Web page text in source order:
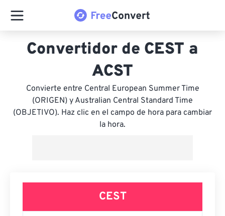
Convertidor de CEST a
ACST
Convierte entre Central European Summer Time
(ORIGEN) y Australian Central Standard Time
(OBJETIVO). Haz clic en el campo de hora para cambiar
la hora.
CEST